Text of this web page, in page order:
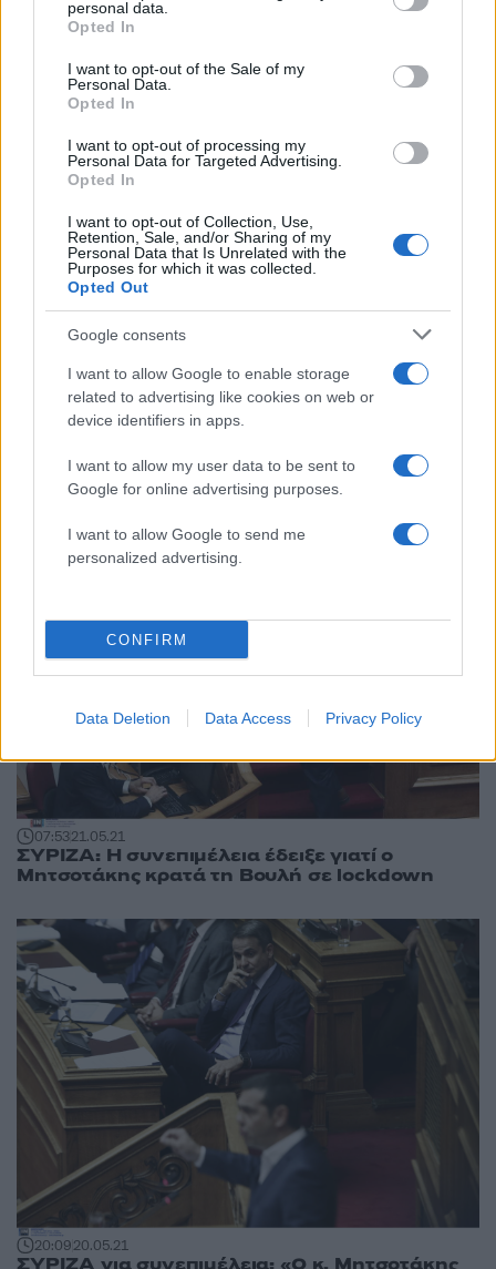
grant or deny consent to Google and its third-party tags to
use your data for below specified purposes in below Google
consent section.
personal data.
Opted In
I want to opt-out of the Sale of my
Personal Data.
Opted In
I want to opt-out of processing my
Personal Data for Targeted Advertising.
Opted In
I want to opt-out of Collection, Use,
Retention, Sale, and/or Sharing of my
Personal Data that Is Unrelated with the
Purposes for which it was collected.
Opted Out
Google consents
I want to allow Google to enable storage
related to advertising like cookies on web or
device identifiers in apps.
I want to allow my user data to be sent to
Google for online advertising purposes.
I want to allow Google to send me
personalized advertising.
CONFIRM
Data Deletion Data Access Privacy Policy
19:0227.10.24
προγαμιαίο συμβόλαιο και στην Ελλάδα»
07:5321.05.21
ΣΥΡΙΖΑ: Η συνεπιμέλεια έδειξε γιατί ο
Μητσοτάκης κρατά τη Βουλή σε lockdown
20:0920.05.21